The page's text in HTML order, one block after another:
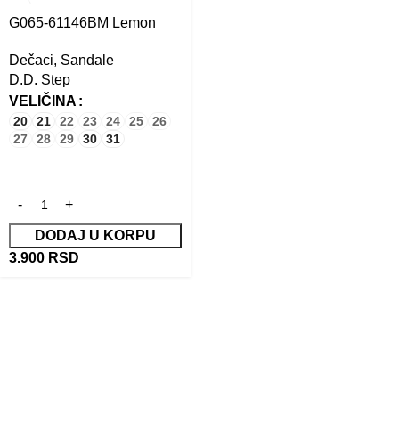
G065-61146BM Lemon
Dečaci, Sandale
D.D. Step
VELIČINA
20 21 22 23 24 25
26
27
28 29 30 31
DODAJ U KORPU
3.900 RSD